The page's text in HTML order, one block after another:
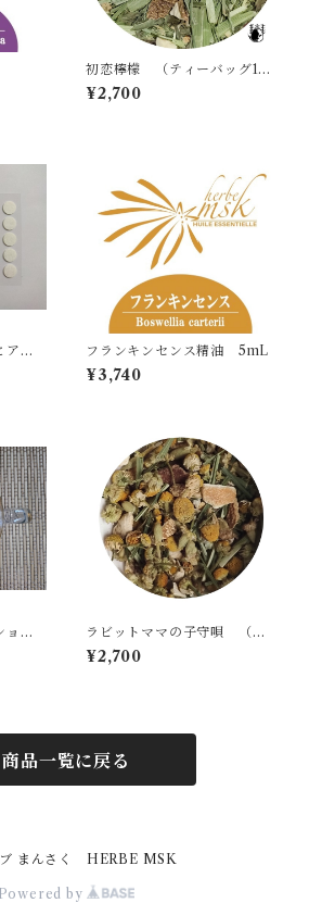
初恋檸檬 （ティーバッグ10
包入り）
¥2,700
ロ
フランキンセンス精油 5mL
¥3,740
ン2
ラビットママの子守唄 （テ
ィーバッグ10包入り）
¥2,700
商品一覧に戻る
まんさく HERBE MSK
Powered by